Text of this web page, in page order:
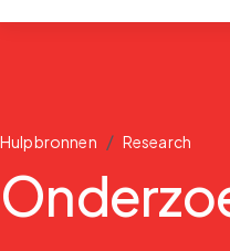
Hulpbronnen / Research